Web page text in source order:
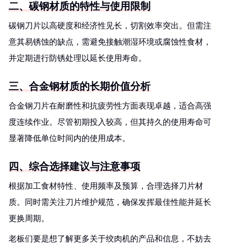
二、碳钢材质的特性与使用限制
碳钢刀片以高硬度和经济性见长，切割效率突出。但需注
意其易锈蚀的缺点，需避免接触潮湿环境或腐蚀性食材，
并定期进行防锈处理以延长使用寿命。
三、合金钢材质的长期价值分析
合金钢刀片在耐磨性和抗疲劳性方面表现卓越，适合高强
度连续作业。尽管初期投入较高，但其持久的使用寿命可
显著降低单位时间内的使用成本。
四、综合选择建议与注意事项
根据加工食材特性、使用频率及预算，合理选择刀片材
质。同时需关注刀片维护规范，确保发挥最佳性能并延长
更换周期。
老板们要是想了解更多关于绞肉机的产品和信息，不妨去